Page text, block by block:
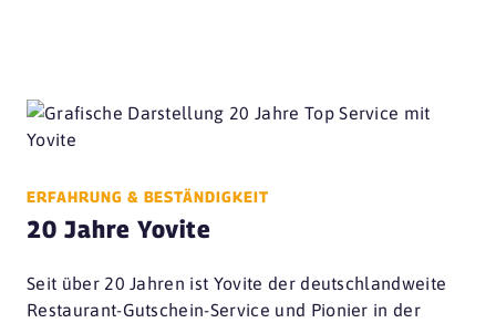
ERFAHRUNG & BESTÄNDIGKEIT
20 Jahre Yovite
Seit über 20 Jahren ist Yovite der deutschlandweite
Restaurant-Gutschein-Service und Pionier in der